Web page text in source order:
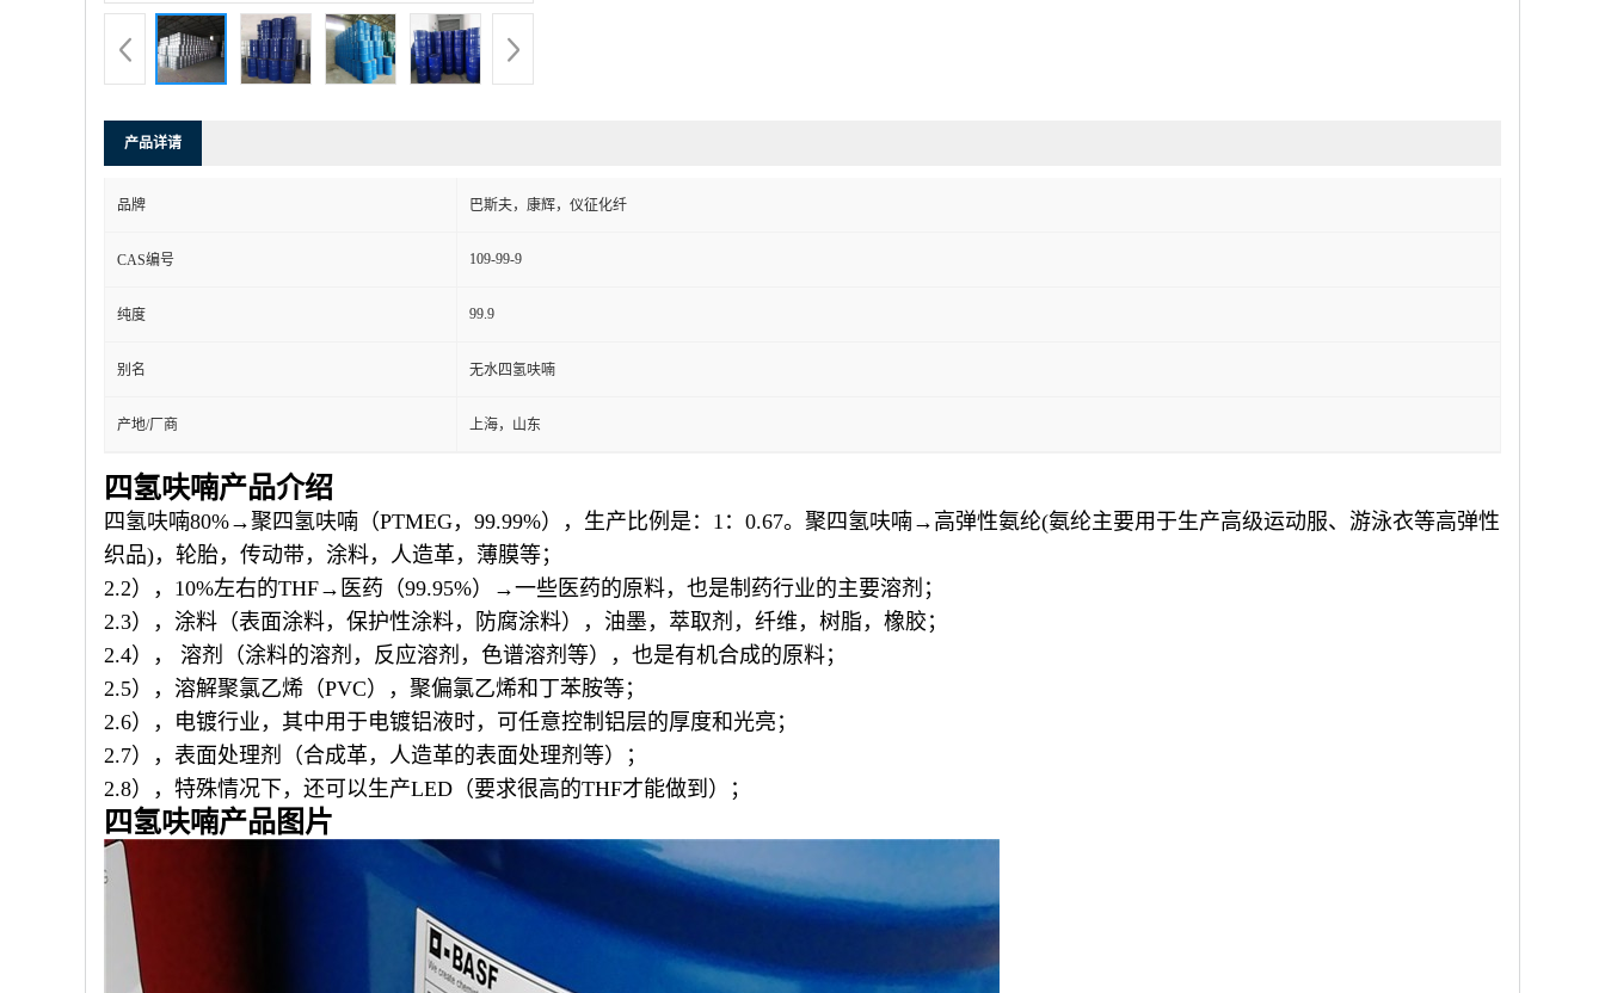
产品详请
品牌 巴斯夫，康辉，仪征化纤
CAS编号 109-99-9
纯度 99.9
别名 无水四氢呋喃
产地/厂商 上海，山东
四氢呋喃产品介绍
四氢呋喃80%→聚四氢呋喃（PTMEG，99.99%），生产比例是：1：0.67。聚四氢呋喃→高弹性氨纶(氨纶主要用于生产高级运动服、游泳衣等高弹性
织品)，轮胎，传动带，涂料，人造革，薄膜等；
2.2），10%左右的THF→医药（99.95%）→一些医药的原料，也是制药行业的主要溶剂；
2.3），涂料（表面涂料，保护性涂料，防腐涂料），油墨，萃取剂，纤维，树脂，橡胶；
2.4）， 溶剂（涂料的溶剂，反应溶剂，色谱溶剂等），也是有机合成的原料；
2.5），溶解聚氯乙烯（PVC），聚偏氯乙烯和丁苯胺等；
2.6），电镀行业，其中用于电镀铝液时，可任意控制铝层的厚度和光亮；
2.7），表面处理剂（合成革，人造革的表面处理剂等）；
2.8），特殊情况下，还可以生产LED（要求很高的THF才能做到）；
四氢呋喃产品图片